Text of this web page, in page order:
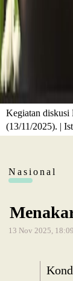
Kegiatan diskusi
(13/11/2025). |
Nasional
13 Nov 2025,